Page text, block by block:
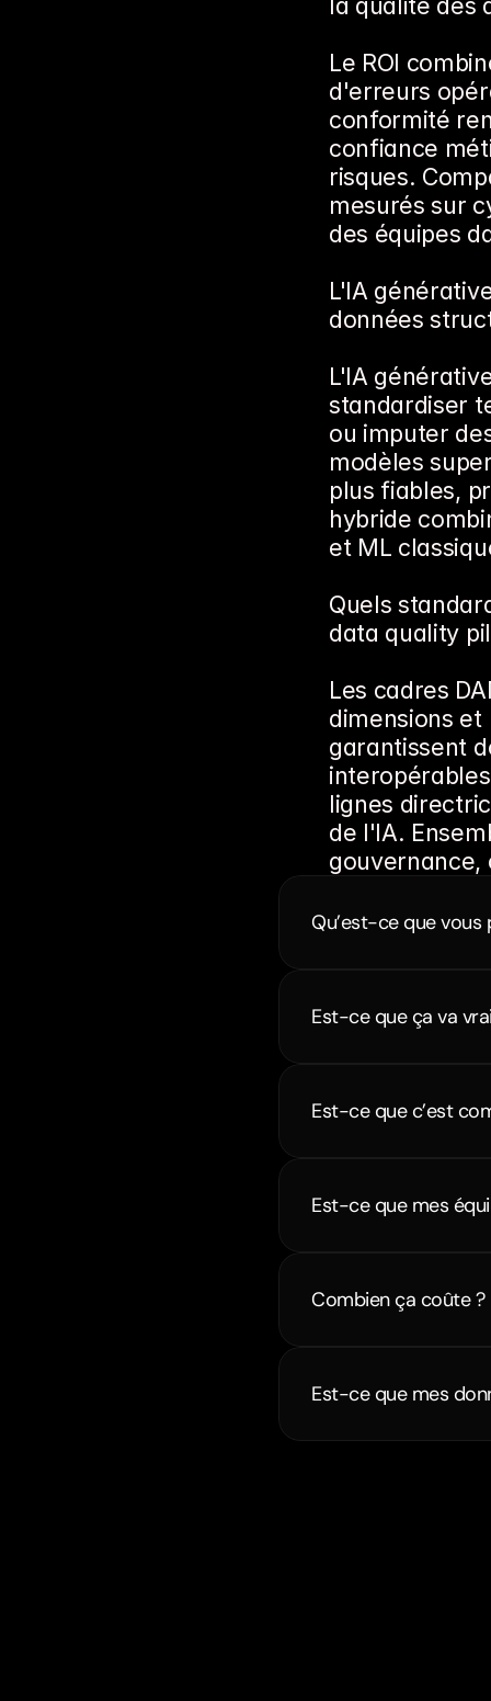
Le ROI
d'erreurs
conformité
confiance
risques.
mesurés sur
des équipes
L'IA
données
L'IA
standardiser
ou imputer
modèles
plus fiables,
hybride
et ML
Quels
data quality
Les cadres
dimensions et
garantissent
lignes
de l'IA.
Qu’est-ce que
Est-ce que ça va
Est-ce que c’est
Est-ce que mes
Combien ça coûte ?
Est-ce que mes